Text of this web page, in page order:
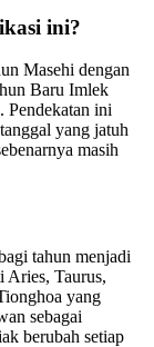
ini?
Masehi dengan
Baru Imlek
Pendekatan ini
yang jatuh
masih
tahun menjadi
Aries, Taurus,
yang
sebagai
berubah setiap